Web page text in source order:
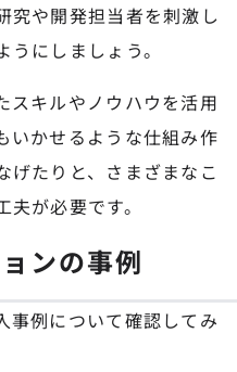
究や開発担当者を刺激し
にしましょう。
スキルやノウハウを活用
いかせるような仕組み作
げたりと、さまざまなこ
が必要です。
ンの事例
事例について確認してみ